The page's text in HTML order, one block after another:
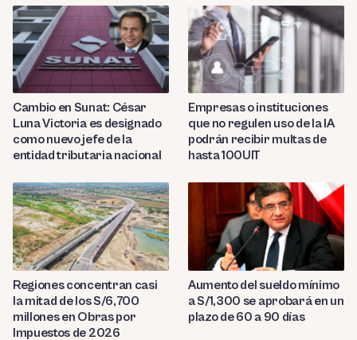
Cambio en Sunat: César
Luna Victoria es designado
como nuevo jefe de la
entidad tributaria nacional
Empresas o instituciones
que no regulen uso de la IA
podrán recibir multas de
hasta 100UIT
Regiones concentran casi
la mitad de los S/6,700
millones en Obras por
Impuestos de 2026
Aumento del sueldo mínimo
a S/1,300 se aprobará en un
plazo de 60 a 90 días